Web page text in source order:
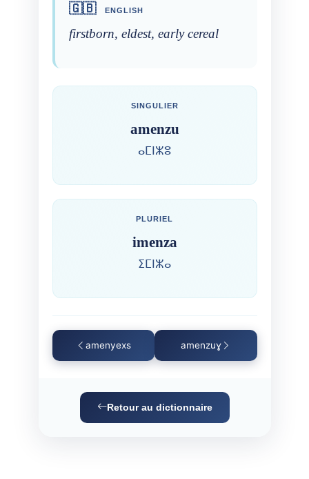
🇬🇧 ENGLISH
firstborn, eldest, early cereal
SINGULIER
amenzu
ⴰⵎⵏⵣⵓ
PLURIEL
imenza
ⵉⵎⵏⵣⴰ
amenyexs amenzuɣ
Retour au dictionnaire